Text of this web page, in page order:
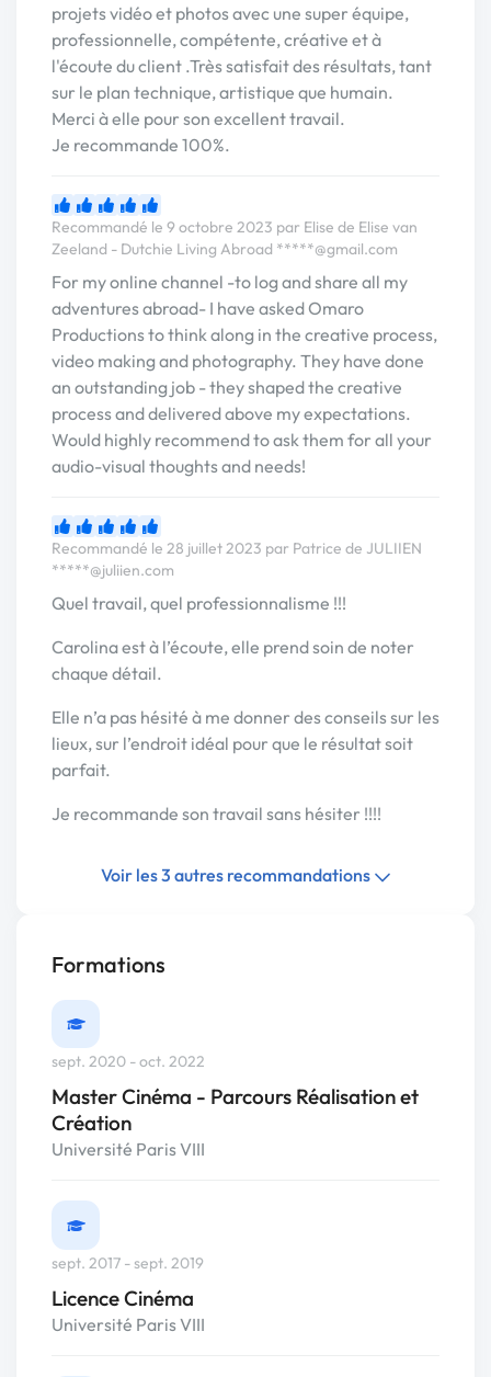
projets vidéo et photos avec une super équipe,
professionnelle, compétente, créative et à
l'écoute du client .Très satisfait des résultats, tant
sur le plan technique, artistique que humain.
Merci à elle pour son excellent travail.
Je recommande 100%.
Recommandé le 9 octobre 2023 par Elise de Elise van
Zeeland - Dutchie Living Abroad *****@gmail.com
For my online channel -to log and share all my
adventures abroad- I have asked Omaro
Productions to think along in the creative process,
video making and photography. They have done
an outstanding job - they shaped the creative
process and delivered above my expectations.
Would highly recommend to ask them for all your
audio-visual thoughts and needs!
Recommandé le 28 juillet 2023 par Patrice de JULIIEN
*****@juliien.com
Quel travail, quel professionnalisme !!!
Carolina est à l’écoute, elle prend soin de noter
chaque détail.
Elle n’a pas hésité à me donner des conseils sur les
lieux, sur l’endroit idéal pour que le résultat soit
parfait.
Je recommande son travail sans hésiter !!!!
Voir les 3 autres recommandations
Formations
sept. 2020 - oct. 2022
Master Cinéma - Parcours Réalisation et
Création
Université Paris VIII
sept. 2017 - sept. 2019
Licence Cinéma
Université Paris VIII